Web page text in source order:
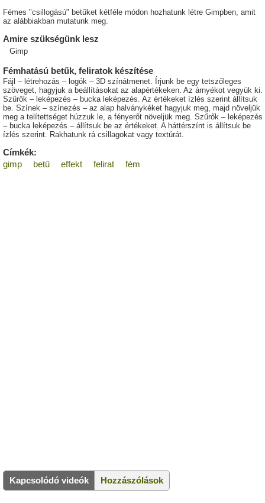
Fémes "csillogású" betűket kétféle módon hozhatunk létre Gimpben, amit
az alábbiakban mutatunk meg.
Amire szükségünk lesz
Gimp
Fémhatású betűk, feliratok készítése
Fájl – létrehozás – logók – 3D színátmenet. Írjunk be egy tetszőleges
szöveget, hagyjuk a beállításokat az alapértékeken. Az árnyékot vegyük ki.
Szűrők – leképezés – bucka leképezés. Az értékeket ízlés szerint állítsuk
be. Színek – színezés – az alap halványkéket hagyjuk meg, majd növeljük
meg a telítettséget húzzuk le, a fényerőt növeljük meg. Szűrők – leképezés
– bucka leképezés – állítsuk be az értékeket. A háttérszínt is állítsuk be
ízlés szerint. Rakhatunk rá csillagokat vagy textúrát.
Címkék:
gimp
betű effekt felirat fém
Kapcsolódó videók Hozzászólások